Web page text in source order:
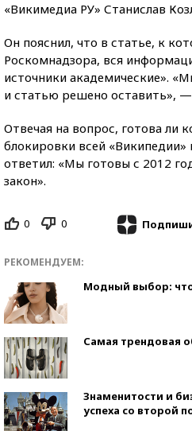
«Викимедиа РУ» Станислав
Он пояснил, что в статье, к
Роскомнадзора, вся
источники академические».
и статью решено оставить», —
Отвечая на вопрос, готова ли
блокировки всей
ответил: «Мы готовы с 2012
закон».
0 0
РЕКОМЕНДУЕМ:
Модный выбор: что
Самая трендовая
Знаменитости и
успеха со второй